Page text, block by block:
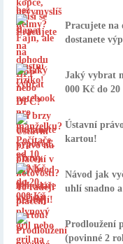
Pracujete na
dostanete
Jaký vybrat
000 Kč do 20
Ústavní
kartou!
Návod jak
uhlí snadno
Prodloužení
(povinné 2